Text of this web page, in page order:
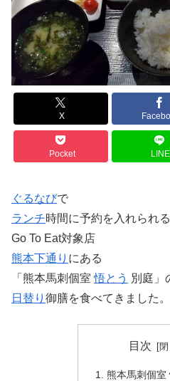
X
Pocket LINE
ぐるなびで
ランチ時間に予約を入れられる
Go To Eat対象店
熊本下通り にある
「熊本馬刺個室悟とう 別庭」
日替り 御膳を食べてきました。
目次
熊本馬刺個室